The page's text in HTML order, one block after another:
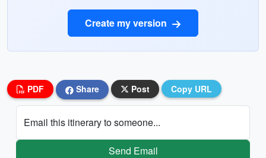
Create my version
PDF Share Post Copy URL
Email this itinerary to someone...
Send Email